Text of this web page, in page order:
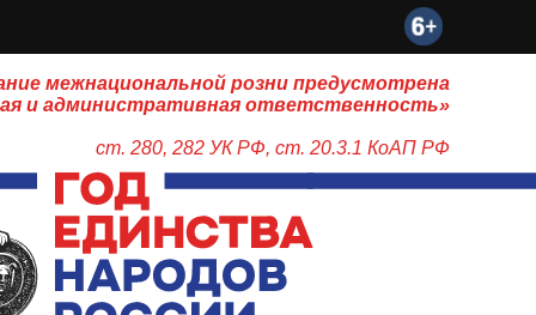
межнациональной розни предусмотрена
и административная ответственность»
ст. 280, 282 УК РФ, ст. 20.3.1 КоАП РФ